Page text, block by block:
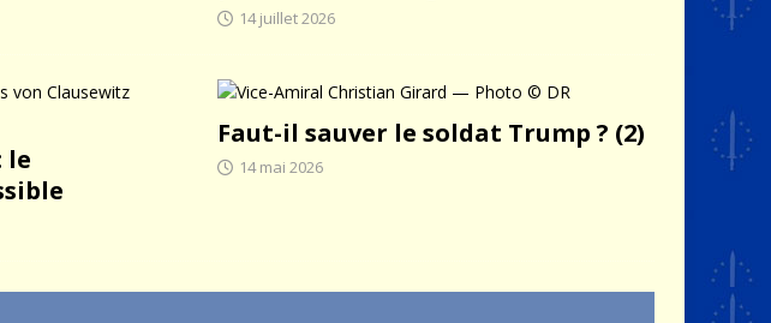
14 juillet 2026
le
Faut-il sauver le soldat Trump ? (2)
14 mai 2026